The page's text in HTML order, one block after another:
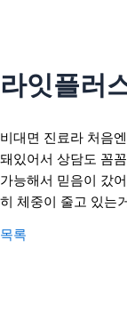
로
건
뛰
기
인사말
의료인 소개
안티트러블
펄화이트
우리아이M(면역)
라잇플러
비대면 진료라 처음
돼있어서 상담도 꼼
가능해서 믿음이 갔
히 체중이 줄고 있는
목록